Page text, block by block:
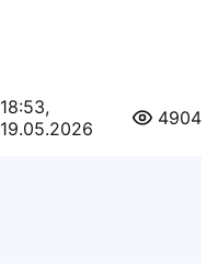
18:53,
19.05.2026
4904